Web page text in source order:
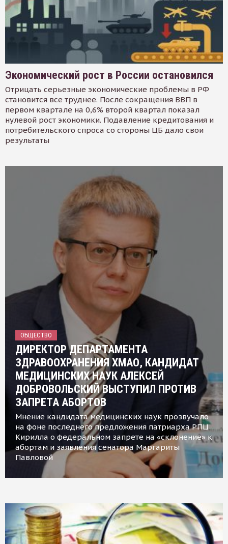
Экономический рост в России остановился
Отрицать серьезные экономические проблемы в РФ
становится все труднее. После сокращения ВВП в
первом квартале на 0,6% второй квартал показал
нулевой рост экономики. Подавление кредитования и
потребительского спроса со стороны ЦБ дало свои
результаты
ОБЩЕСТВО
ДИРЕКТОР ДЕПАРТАМЕНТА
ЗДРАВООХРАНЕНИЯ ХМАО, КАНДИДАТ
МЕДИЦИНСКИХ НАУК АЛЕКСЕЙ
ДОБРОВОЛЬСКИЙ ВЫСТУПИЛ ПРОТИВ
ЗАПРЕТА АБОРТОВ
Мнение кандидата медицинских наук прозвучало
на фоне последнего предложения патриарха РПЦ
Кирилла о федеральном запрете на «склонение» к
абортам и заявления сенатора Маргариты
Павловой